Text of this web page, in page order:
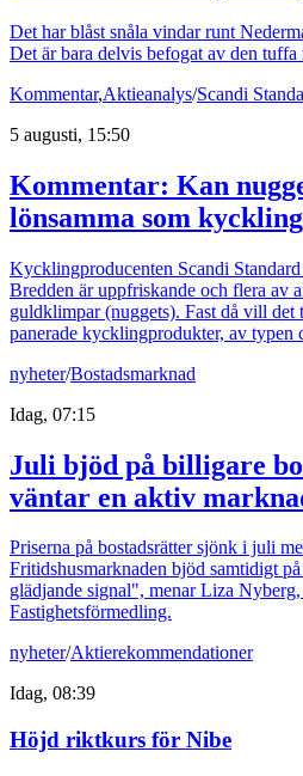
Det har blåst snåla vindar runt
Det är bara delvis befogat av den tuffa
Kommentar,Aktieanalys/Scandi
5 augusti, 15:50
Kommentar: Kan
lönsamma som
Kycklingproducenten Scandi
Bredden är uppfriskande och flera av
guldklimpar (nuggets). Fast då vill det
panerade kycklingprodukter, av typen
nyheter/Bostadsmarknad
Idag, 07:15
Juli bjöd på billigare
väntar en aktiv
Priserna på bostadsrätter sjönk i juli
Fritidshusmarknaden bjöd samtidigt
glädjande signal", menar Liza
Fastighetsförmedling.
nyheter/Aktierekommendationer
Idag, 08:39
Höjd riktkurs för Nibe